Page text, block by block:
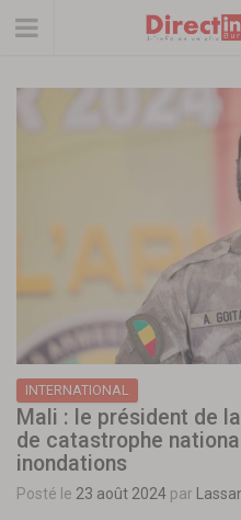
INTERNATIONAL
Mali : le président de
de catastrophe
inondations
Posté le 23 août 2024 par